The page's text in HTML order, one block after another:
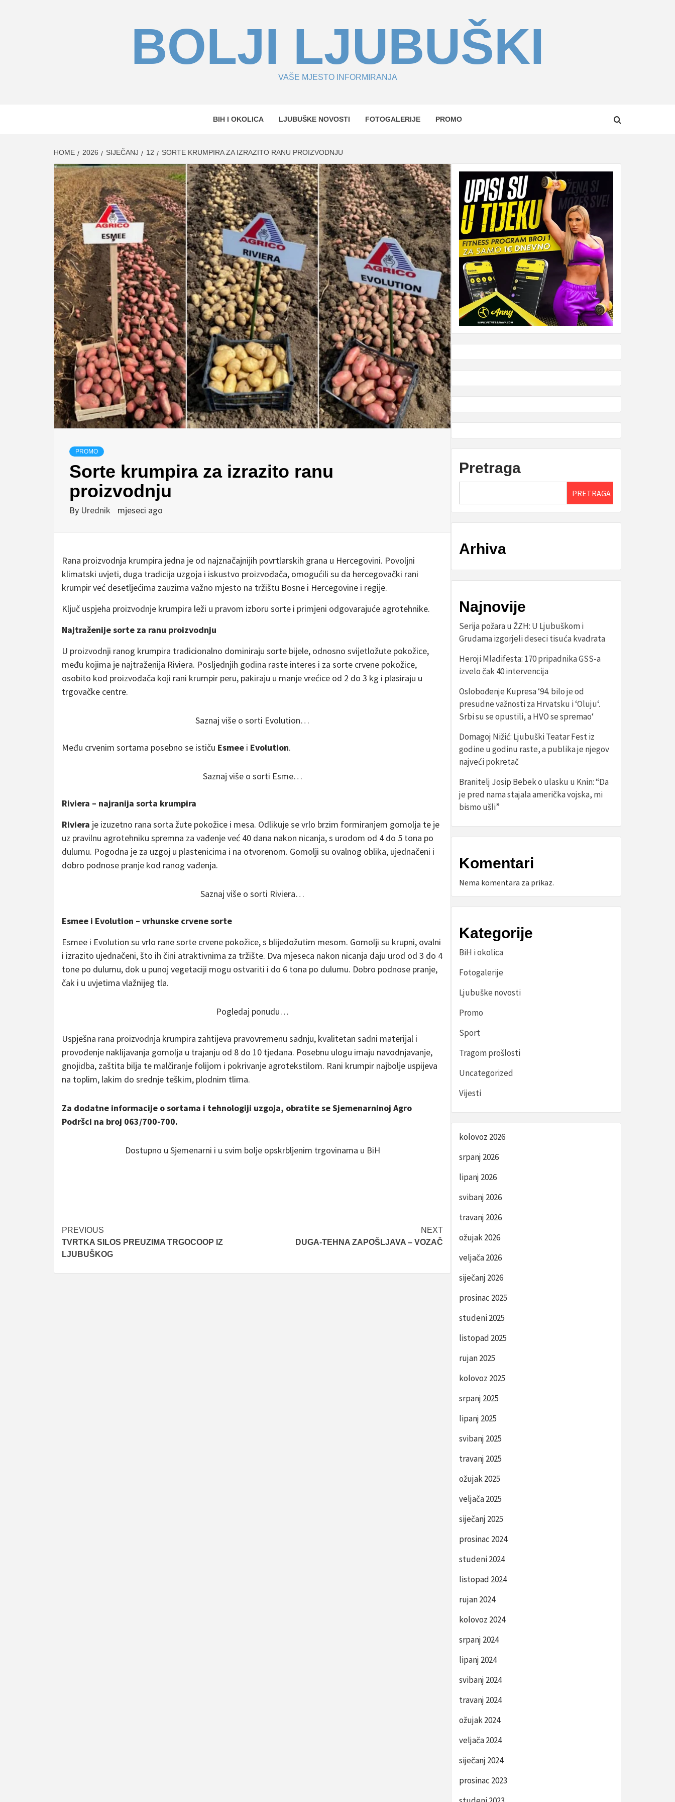
BOLJI LJUBUŠKI
VAŠE MJESTO INFORMIRANJA
BIH I OKOLICA LJUBUŠKE NOVOSTI FOTOGALERIJE PROMO
HOME 2026 SIJEČANJ 12 SORTE KRUMPIRA ZA IZRAZITO RANU PROIZVODNJU
PROMO
Sorte krumpira za izrazito ranu
proizvodnju
By Urednik mjeseci ago
Rana proizvodnja krumpira jedna je od najznačajnijih povrtlarskih grana u Hercegovini. Povoljni
klimatski uvjeti, duga tradicija uzgoja i iskustvo proizvođača, omogućili su da hercegovački rani
krumpir već desetljećima zauzima važno mjesto na tržištu Bosne i Hercegovine i regije.
Ključ uspjeha proizvodnje krumpira leži u pravom izboru sorte i primjeni odgovarajuće agrotehnike.
Najtraženije sorte za ranu proizvodnju
U proizvodnji ranog krumpira tradicionalno dominiraju sorte bijele, odnosno svijetložute pokožice,
među kojima je najtraženija Riviera. Posljednjih godina raste interes i za sorte crvene pokožice,
osobito kod proizvođača koji rani krumpir peru, pakiraju u manje vrećice od 2 do 3 kg i plasiraju u
trgovačke centre.
Saznaj više o sorti Evolution…
Među crvenim sortama posebno se ističu Esmee i Evolution.
Saznaj više o sorti Esme…
Riviera – najranija sorta krumpira
Riviera je izuzetno rana sorta žute pokožice i mesa. Odlikuje se vrlo brzim formiranjem gomolja te je
uz pravilnu agrotehniku spremna za vađenje već 40 dana nakon nicanja, s urodom od 4 do 5 tona po
dulumu. Pogodna je za uzgoj u plastenicima i na otvorenom. Gomolji su ovalnog oblika, ujednačeni i
dobro podnose pranje kod ranog vađenja.
Saznaj više o sorti Riviera…
Esmee i Evolution – vrhunske crvene sorte
Esmee i Evolution su vrlo rane sorte crvene pokožice, s blijedožutim mesom. Gomolji su krupni, ovalni
i izrazito ujednačeni, što ih čini atraktivnima za tržište. Dva mjeseca nakon nicanja daju urod od 3 do 4
tone po dulumu, dok u punoj vegetaciji mogu ostvariti i do 6 tona po dulumu. Dobro podnose pranje,
čak i u uvjetima vlažnijeg tla.
Pogledaj ponudu…
Uspješna rana proizvodnja krumpira zahtijeva pravovremenu sadnju, kvalitetan sadni materijal i
provođenje naklijavanja gomolja u trajanju od 8 do 10 tjedana. Posebnu ulogu imaju navodnjavanje,
gnojidba, zaštita bilja te malčiranje folijom i pokrivanje agrotekstilom. Rani krumpir najbolje uspijeva
na toplim, lakim do srednje teškim, plodnim tlima.
Za dodatne informacije o sortama i tehnologiji uzgoja, obratite se Sjemenarninoj Agro
Podršci na broj 063/700-700.
Dostupno u Sjemenarni i u svim bolje opskrbljenim trgovinama u BiH
Post
navigation
PREVIOUS
TVRTKA SILOS PREUZIMA TRGOCOOP IZ
LJUBUŠKOG
NEXT
DUGA-TEHNA ZAPOŠLJAVA – VOZAČ
Pretraga
PRETRAGA
Arhiva
Najnovije
Serija požara u ŽZH: U Ljubuškom i
Grudama izgorjeli deseci tisuća kvadrata
Heroji Mladifesta: 170 pripadnika GSS-a
izvelo čak 40 intervencija
Oslobođenje Kupresa ‘94. bilo je od
presudne važnosti za Hrvatsku i ‘Oluju‘.
Srbi su se opustili, a HVO se spremao‘
Domagoj Nižić: Ljubuški Teatar Fest iz
godine u godinu raste, a publika je njegov
najveći pokretač
Branitelj Josip Bebek o ulasku u Knin: “Da
je pred nama stajala američka vojska, mi
bismo ušli”
Komentari
Nema komentara za prikaz.
Kategorije
BiH i okolica
Fotogalerije
Ljubuške novosti
Promo
Sport
Tragom prošlosti
Uncategorized
Vijesti
kolovoz 2026
srpanj 2026
lipanj 2026
svibanj 2026
travanj 2026
ožujak 2026
veljača 2026
siječanj 2026
prosinac 2025
studeni 2025
listopad 2025
rujan 2025
kolovoz 2025
srpanj 2025
lipanj 2025
svibanj 2025
travanj 2025
ožujak 2025
veljača 2025
siječanj 2025
prosinac 2024
studeni 2024
listopad 2024
rujan 2024
kolovoz 2024
srpanj 2024
lipanj 2024
svibanj 2024
travanj 2024
ožujak 2024
veljača 2024
siječanj 2024
prosinac 2023